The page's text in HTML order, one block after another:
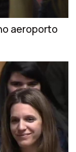
aeroporto